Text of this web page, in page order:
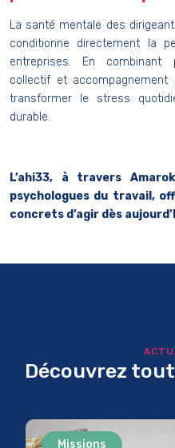
La santé mentale des
conditionne directement la
entreprises. En combinant
collectif et
transformer le stress
durable.
L’ahi33, à travers
psychologues du travail,
concrets d’agir dès
Découvrez
Missions